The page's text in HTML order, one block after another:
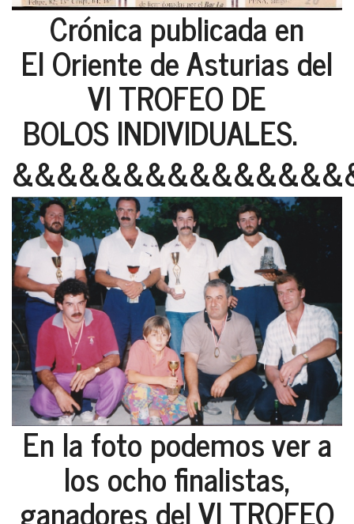
Crónica publicada en
El Oriente de Asturias del
VI TROFEO DE
BOLOS INDIVIDUALES.
En la foto podemos ver a
los ocho finalistas,
ganadores del VI TROFEO